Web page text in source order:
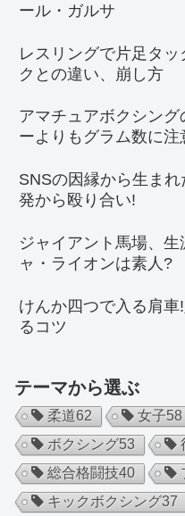
ール・ガルサ
レスリングで片足タ
クとの違い、崩し方
アマチュアボクシン
ーよりもグラム数に注
SNSの因縁から生ま
発から殴り合い!
ジャイアント馬場、
ャ・ライオンは素人?
けんか四つで入る肩
るコツ
テーマから選ぶ
柔道62 女子58
ボクシング53
総合格闘技40
キックボクシング37